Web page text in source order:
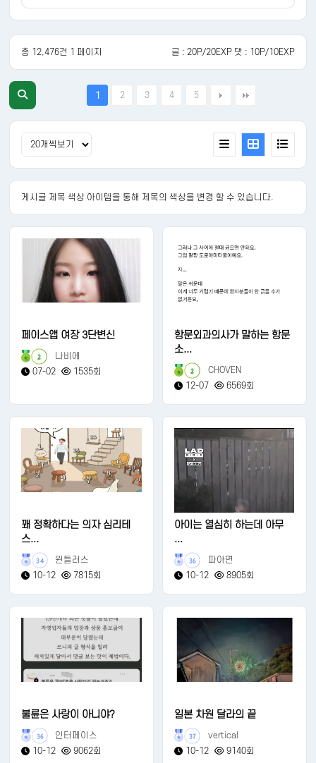
총 12,476건 1 페이지 글 : 20P/20EXP 댓 : 10P/10EXP
1 2 3 4 5
게시글 제목 색상 아이템을 통해 제목의 색상을 변경 할 수 있습니다.
페이스앱 여장 3단변신
2
나비에
07-02
1535회
항문외과의사가 말하는 항문
소...
2
CHOVEN
12-07
6569회
꽤 정확하다는 의자 심리테
스...
34
윈들러스
10-12
7815회
아이는 열심히 하는데 아무
...
36
파아면
10-12
8905회
불륜은 사랑이 아니야?
36
인터페이스
10-12
9062회
일본 차원 달라의 끝
37
vertical
10-12
9140회